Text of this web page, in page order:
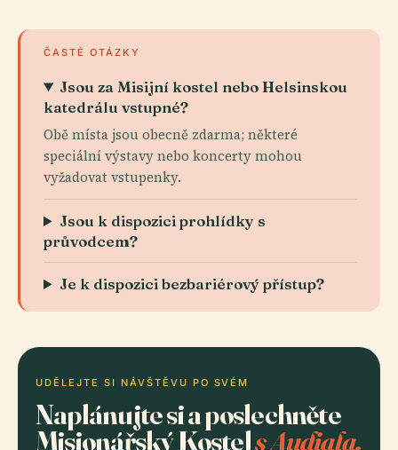
ČASTÉ OTÁZKY
Jsou za Misijní kostel nebo Helsinskou
katedrálu vstupné?
Obě místa jsou obecně zdarma; některé
speciální výstavy nebo koncerty mohou
vyžadovat vstupenky.
Jsou k dispozici prohlídky s
průvodcem?
Je k dispozici bezbariérový přístup?
UDĚLEJTE SI NÁVŠTĚVU PO SVÉM
Naplánujte si a poslechněte
Misionářský Kostels Audiala.